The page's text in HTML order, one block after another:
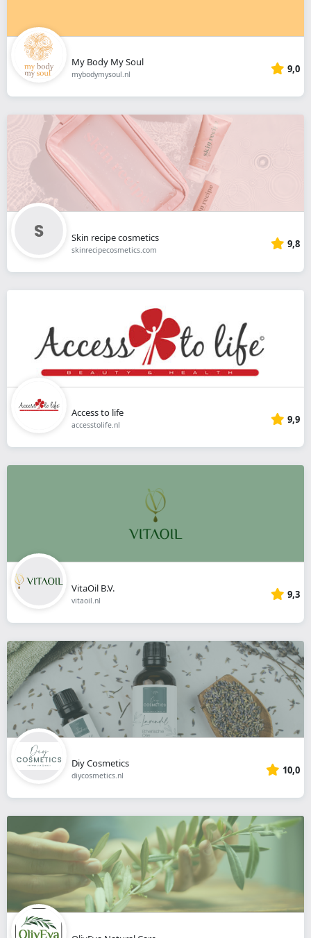
My Body My Soul
mybodymysoul.nl 9,0
Skin recipe cosmetics
skinrecipecosmetics.com 9,8
Access to life
accesstolife.nl 9,9
VitaOil B.V.
vitaoil.nl 9,3
Diy Cosmetics
diycosmetics.nl 10,0